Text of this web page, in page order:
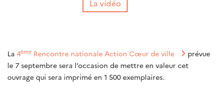
La vidéo
La 4ème Rencontre nationale Action Cœur de ville
prévue
le 7 septembre sera l’occasion de mettre en valeur cet
ouvrage qui sera imprimé en 1 500 exemplaires.